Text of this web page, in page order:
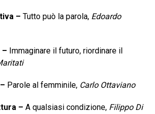
– Tutto può la parola, Edoardo
– Immaginare il futuro, riordinare il
– Parole al femminile, Carlo Ottaviano
– A qualsiasi condizione, Filippo Di